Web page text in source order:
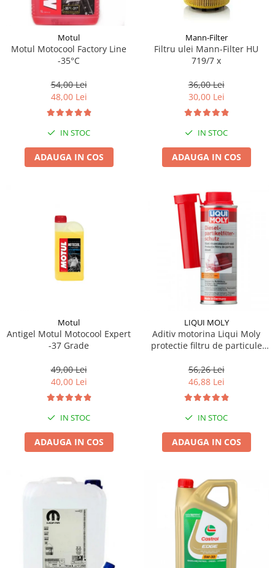
Motul
Motul Motocool Factory Line
-35°C
54,00 Lei
48,00 Lei
IN STOC
ADAUGA IN COS
Mann-Filter
Filtru ulei Mann-Filter HU
719/7 x
36,00 Lei
30,00 Lei
IN STOC
ADAUGA IN COS
Motul
Antigel Motul Motocool Expert
-37 Grade
49,00 Lei
40,00 Lei
IN STOC
ADAUGA IN COS
LIQUI MOLY
Aditiv motorina Liqui Moly
protectie filtru de particule
56,26 Lei
46,88 Lei
IN STOC
ADAUGA IN COS